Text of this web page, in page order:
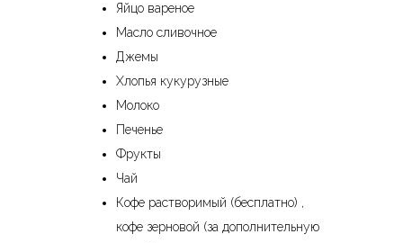
Яйцо вареное
Масло сливочное
Джемы
Хлопья кукурузные
Молоко
Печенье
Фрукты
Чай
Кофе растворимый (бесплатно) ,
кофе зерновой (за дополнительную